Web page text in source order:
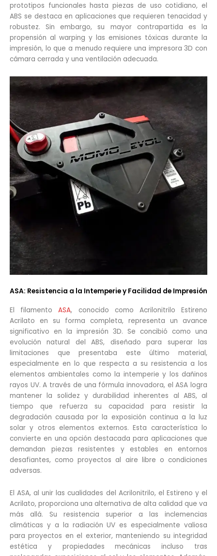
prototipos funcionales hasta piezas de uso cotidiano, el
ABS se destaca en aplicaciones que requieren tenacidad y
robustez. Sin embargo, su mayor contrapartida es la
propensión al warping y las emisiones tóxicas durante la
impresión, lo que a menudo requiere una impresora 3D con
cámara cerrada y una ventilación adecuada.
ASA: Resistencia a la Intemperie y Facilidad de Impresión
El filamentoASA, conocido como Acrilonitrilo Estireno
Acrilato en su forma completa, representa un avance
significativo en la impresión 3D. Se concibió como una
evolución natural del ABS, diseñado para superar las
limitaciones que presentaba este último material,
especialmente en lo que respecta a su resistencia a los
elementos ambientales como la intemperie y los dañinos
rayos UV. A través de una fórmula innovadora, el ASA logra
mantener la solidez y durabilidad inherentes al ABS, al
tiempo que refuerza su capacidad para resistir la
degradación causada por la exposición continua a la luz
solar y otros elementos externos. Esta característica lo
convierte en una opción destacada para aplicaciones que
demandan piezas resistentes y estables en entornos
desafiantes, como proyectos al aire libre o condiciones
adversas.
El ASA, al unir las cualidades del Acrilonitrilo, el Estireno y el
Acrilato, proporciona una alternativa de alta calidad que va
más allá. Su resistencia superior a las inclemencias
climáticas y a la radiación UV es especialmente valiosa
para proyectos en el exterior, manteniendo su integridad
estética y propiedades mecánicas incluso tras